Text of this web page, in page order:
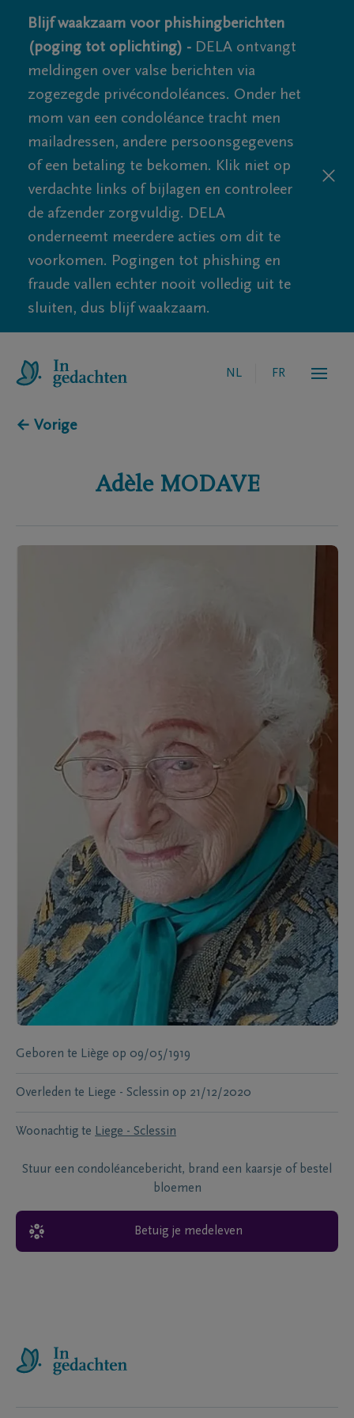
Blijf waakzaam voor phishingberichten
(poging tot oplichting) - DELA ontvangt
meldingen over valse berichten via
zogezegde privécondoléances. Onder het
mom van een condoléance tracht men
mailadressen, andere persoonsgegevens
of een betaling te bekomen. Klik niet op
verdachte links of bijlagen en controleer
de afzender zorgvuldig. DELA
onderneemt meerdere acties om dit te
voorkomen. Pogingen tot phishing en
fraude vallen echter nooit volledig uit te
sluiten, dus blijf waakzaam.
NL FR
← Vorige
Adèle MODAVE
Geboren te Liège op 09/05/1919
Overleden te Liege - Sclessin op 21/12/2020
Woonachtig te Liege - Sclessin
Stuur een condoléancebericht, brand een kaarsje of bestel
bloemen
Betuig je medeleven